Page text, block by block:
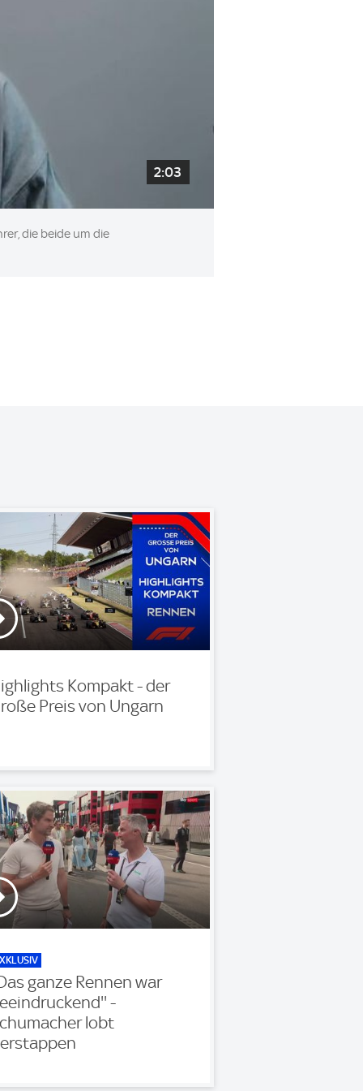
2:03
die beide um die
Kompakt - der
Preis von Ungarn
ganze Rennen war
-
lobt